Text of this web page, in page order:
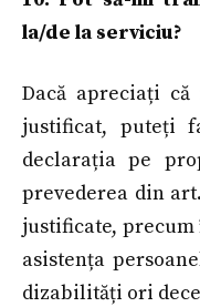
la/de la serviciu?
Dacă apreciați
justificat, puteți
declarația pe
prevederea din
justificate,
asistența
dizabilități ori